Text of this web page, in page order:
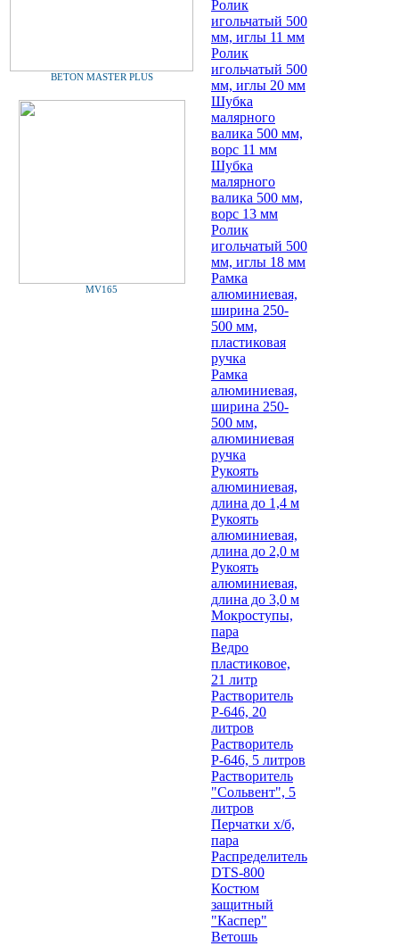
BETON MASTER PLUS
MV165
Ролик
игольчатый 500
мм, иглы 11 мм
Ролик
игольчатый 500
мм, иглы 20 мм
Шубка
малярного
валика 500 мм,
ворс 11 мм
Шубка
малярного
валика 500 мм,
ворс 13 мм
Ролик
игольчатый 500
мм, иглы 18 мм
Рамка
алюминиевая,
ширина 250-
500 мм,
пластиковая
ручка
Рамка
алюминиевая,
ширина 250-
500 мм,
алюминиевая
ручка
Рукоять
алюминиевая,
длина до 1,4 м
Рукоять
алюминиевая,
длина до 2,0 м
Рукоять
алюминиевая,
длина до 3,0 м
Мокроступы,
пара
Ведро
пластиковое,
21 литр
Растворитель
Р-646, 20
литров
Растворитель
Р-646, 5 литров
Растворитель
"Сольвент", 5
литров
Перчатки х/б,
пара
Распределитель
DTS-800
Костюм
защитный
"Каспер"
Ветошь